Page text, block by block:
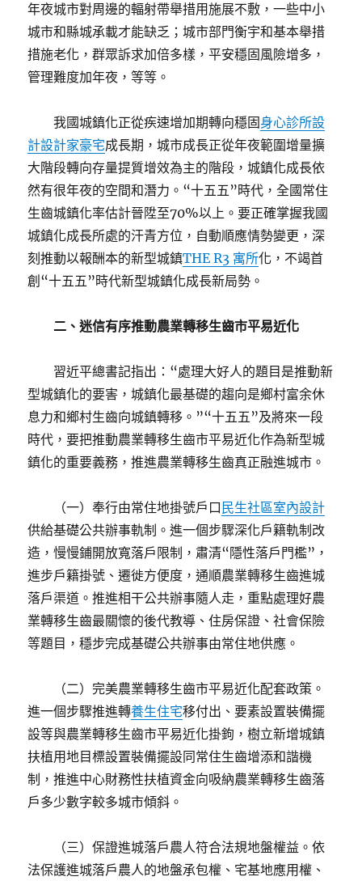
年夜城市對周邊的輻射帶舉措用施展不敷，一些中小
城市和縣城承載才能缺乏；城市部門衡宇和基本舉措
措施老化，群眾訴求加倍多樣，平安穩固風險增多，
管理難度加年夜，等等。
我國城鎮化正從疾速增加期轉向穩固身心診所設
計設計家豪宅成長期，城市成長正從年夜範圍增量擴
大階段轉向存量提質增效為主的階段，城鎮化成長依
然有很年夜的空間和潛力。“十五五”時代，全國常住
生齒城鎮化率估計晉陞至70%以上。要正確掌握我國
城鎮化成長所處的汗青方位，自動順應情勢變更，深
刻推動以報酬本的新型城鎮THE R3 寓所化，不竭首
創“十五五”時代新型城鎮化成長新局勢。
二、迷信有序推動農業轉移生齒市平易近化
習近平總書記指出：“處理大好人的題目是推動新
型城鎮化的要害，城鎮化最基礎的趨向是鄉村富余休
息力和鄉村生齒向城鎮轉移。”“十五五”及將來一段
時代，要把推動農業轉移生齒市平易近化作為新型城
鎮化的重要義務，推進農業轉移生齒真正融進城市。
（一）奉行由常住地掛號戶口 民生社區室內設計
供給基礎公共辦事軌制。進一個步驟深化戶籍軌制改
造，慢慢鋪開放寬落戶限制，肅清“隱性落戶門檻”，
進步戶籍掛號、遷徙方便度，通順農業轉移生齒進城
落戶渠道。推進相干公共辦事隨人走，重點處理好農
業轉移生齒最關懷的後代教導、住房保證、社會保險
等題目，穩步完成基礎公共辦事由常住地供應。
（二）完美農業轉移生齒市平易近化配套政策。
進一個步驟推進轉養生住宅移付出、要素設置裝備擺
設等與農業轉移生齒市平易近化掛鉤，樹立新增城鎮
扶植用地目標設置裝備擺設同常住生齒增添和諧機
制，推進中心財務性扶植資金向吸納農業轉移生齒落
戶多少數字較多城市傾斜。
（三）保證進城落戶農人符合法規地盤權益。依
法保護進城落戶農人的地盤承包權、宅基地應用權、